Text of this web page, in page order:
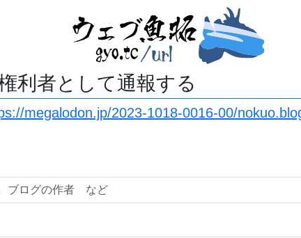
利者として通報する
megalodon.jp/2023-1018-0016-00/